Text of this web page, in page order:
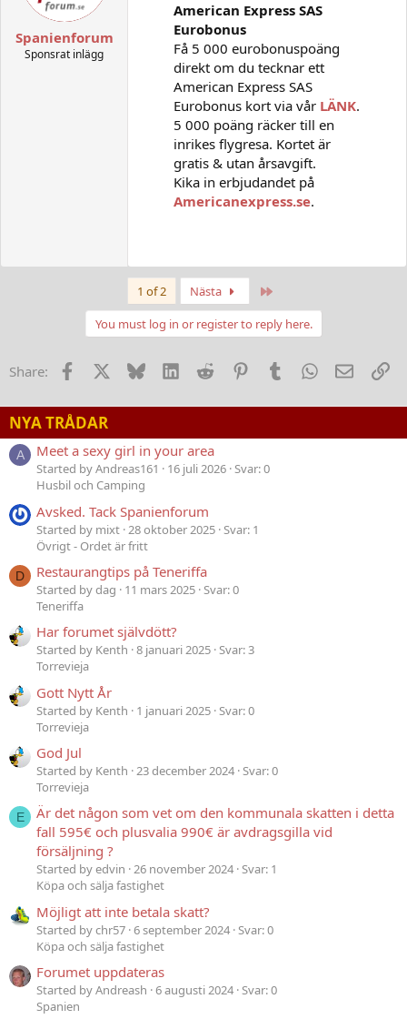
Spanienforum
Sponsrat inlägg
American Express SAS
Eurobonus
Få 5 000 eurobonuspoäng
direkt om du tecknar ett
American Express SAS
Eurobonus kort via vår LÄNK.
5 000 poäng räcker till en
inrikes flygresa. Kortet är
gratis & utan årsavgift.
Kika in erbjudandet på
Americanexpress.se.
1 of 2 Nästa
You must log in or register to reply here.
Share: Facebook Bluesky LinkedInReddit PinterestTumblrWhatsApp
E-post
NYA TRÅDAR
A Meet a sexy girl in your area
Started by Andreas161 16 juli 2026 Svar: 0
Husbil och Camping
Avsked. Tack Spanienforum
Started by mixt 28 oktober 2025 Svar: 1
Övrigt - Ordet är fritt
D Restaurangtips på Teneriffa
Started by dag 11 mars 2025 Svar: 0
Teneriffa
Har forumet självdött?
Started by Kenth 8 januari 2025 Svar: 3
Torrevieja
Gott Nytt År
Started by Kenth 1 januari 2025 Svar: 0
Torrevieja
God Jul
Started by Kenth 23 december 2024 Svar: 0
Torrevieja
E
Är det någon som vet om den kommunala skatten i detta
fall 595€ och plusvalia 990€ är avdragsgilla vid
försäljning ?
Started by edvin 26 november 2024 Svar: 1
Köpa och sälja fastighet
Möjligt att inte betala skatt?
Started by chr57 6 september 2024 Svar: 0
Köpa och sälja fastighet
Forumet uppdateras
Started by Andreash 6 augusti 2024 Svar: 0
Spanien